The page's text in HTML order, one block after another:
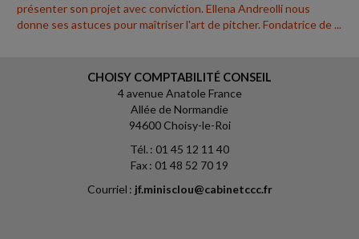
présenter son projet avec conviction. Ellena Andreolli nous
donne ses astuces pour maîtriser l'art de pitcher. Fondatrice de ...
CHOISY COMPTABILITÉ CONSEIL
4 avenue Anatole France
Allée de Normandie
94600 Choisy-le-Roi
Tél. : 01 45 12 11 40
Fax : 01 48 52 70 19
Courriel : jf.minisclou@cabinetccc.fr